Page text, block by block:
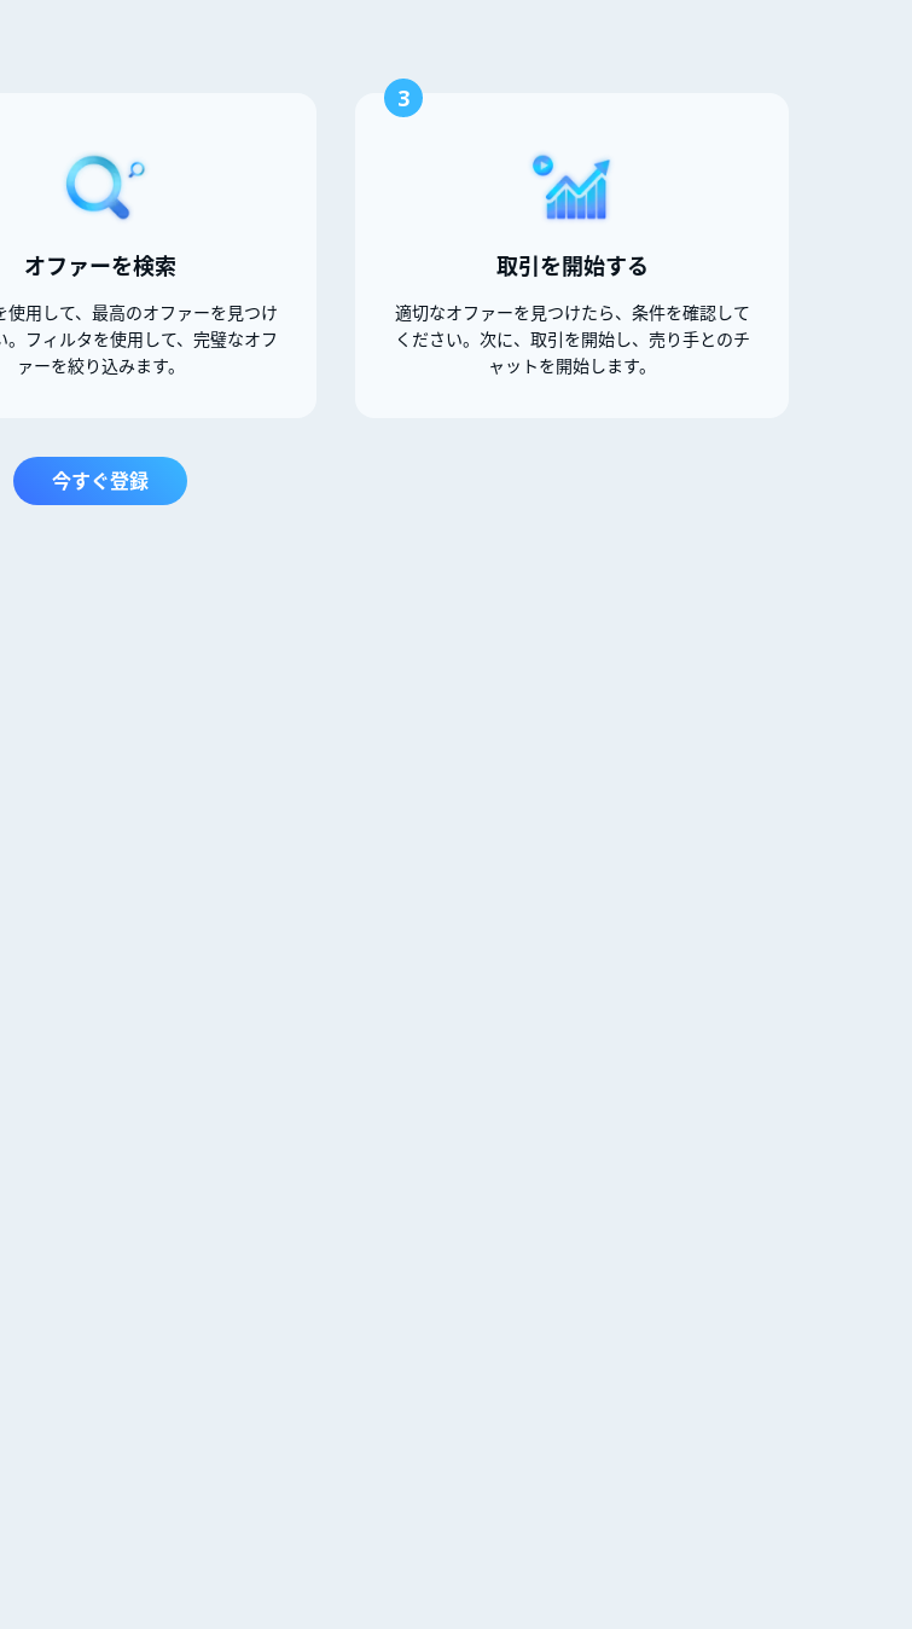
オファーを検索
使用して、最高のオファーを見つけ
。フィルタを使用して、完璧なオフ
ァーを絞り込みます。
3
取引を開始する
適切なオファーを見つけたら、条件を確認して
ください。次に、取引を開始し、売り手とのチ
ャットを開始します。
今すぐ登録